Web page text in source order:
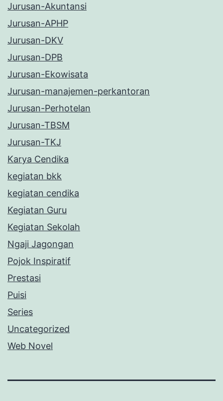
Jurusan-Akuntansi
Jurusan-APHP
Jurusan-DKV
Jurusan-DPB
Jurusan-Ekowisata
Jurusan-manajemen-perkantoran
Jurusan-Perhotelan
Jurusan-TBSM
Jurusan-TKJ
Karya Cendika
kegiatan bkk
kegiatan cendika
Kegiatan Guru
Kegiatan Sekolah
Ngaji Jagongan
Pojok Inspiratif
Prestasi
Puisi
Series
Uncategorized
Web Novel